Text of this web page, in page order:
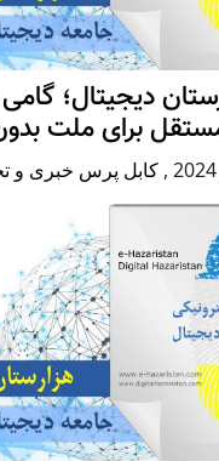
دیجیتال؛
برای ملت
, کابل پرس خبری و